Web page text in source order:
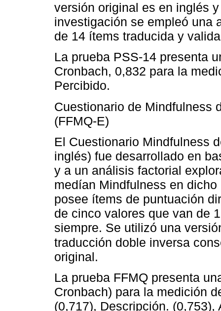
versión original es en inglés
investigación se empleó una
de 14 ítems traducida y
La prueba PSS-14 presenta
Cronbach, 0,832 para la
Percibido.
Cuestionario de Mindfulness
(FFMQ-E)
El Cuestionario Mindfulness
inglés) fue desarrollado en
y a un análisis factorial
medían Mindfulness en
posee ítems de puntuación
de cinco valores que van de
siempre. Se utilizó una
traducción doble inversa
original.
La prueba FFMQ presenta
Cronbach) para la medición
(0,717), Descripción.